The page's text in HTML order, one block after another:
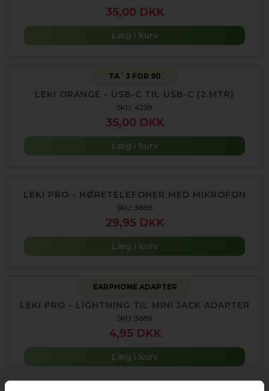
35,00 DKK
Læg i kurv
TA´ 3 FOR 90
LEKI ORANGE - USB-C TIL USB-C (2.MTR)
SKU: 4238
35,00 DKK
Læg i kurv
LEKI PRO - HØRETELEFONER MED MIKROFON
SKU: 3888
29,95 DKK
Læg i kurv
EARPHONE ADAPTER
LEKI PRO - LIGHTNING TIL MINI JACK ADAPTER
SKU: 3889
4,95 DKK
Læg i kurv